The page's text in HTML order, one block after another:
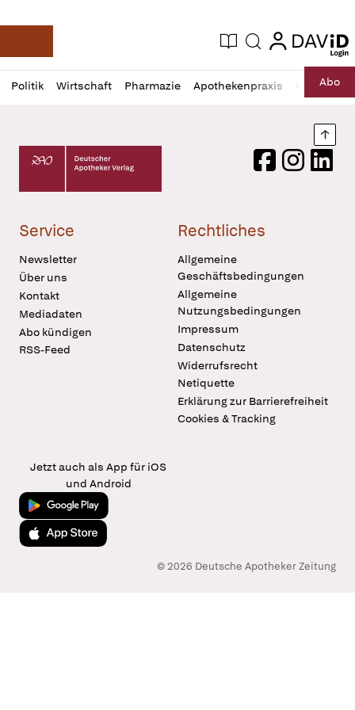
Deutsche Apotheker Zeitung
Aktuelle Ausgabe
Suche login
login
Politik Wirtschaft Pharmazie Apothekenpraxis RechtAbo
Profil
öffnen
Daz
Pur
Deutscher Apotheker Verlag Logo
FacebookInstagram
Service
Newsletter
Über uns
Kontakt
Mediadaten
Abo kündigen
RSS-Feed
Rechtliches
Allgemeine
Geschäftsbedingungen
Allgemeine
Nutzungsbedingungen
Impressum
Datenschutz
Widerrufsrecht
Netiquette
Erklärung zur Barrierefreiheit
Cookies & Tracking
Jetzt auch als App für iOS
und Android
Jetzt bei Google Play
Laden im App Store
© 2026 Deutsche Apotheker Zeitung